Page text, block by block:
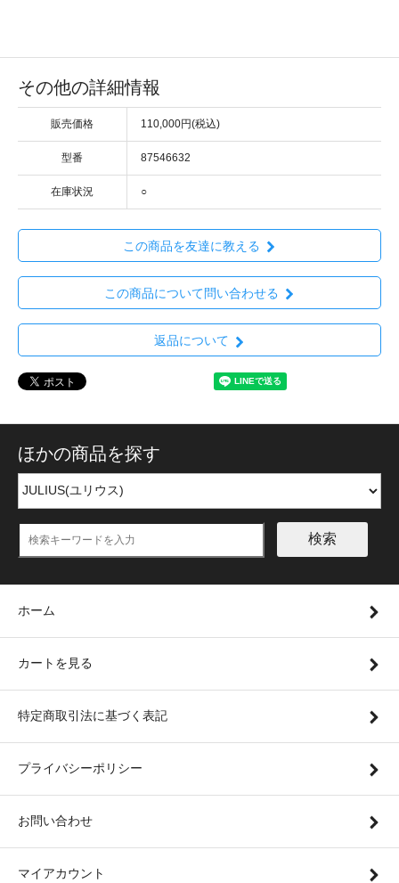
その他の詳細情報
販売価格 110,000円(税込)
型番 87546632
在庫状況 ○
この商品を友達に教える
この商品について問い合わせる
返品について
ほかの商品を探す
検索
ホーム
カートを見る
特定商取引法に基づく表記
プライバシーポリシー
お問い合わせ
マイアカウント